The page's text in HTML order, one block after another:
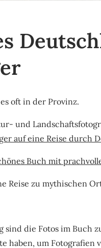
oft in der Provinz.
und
auf eine Reise durch
Buch mit
Reise zu mythischen
die Fotos im Buch
haben, um Fotografien